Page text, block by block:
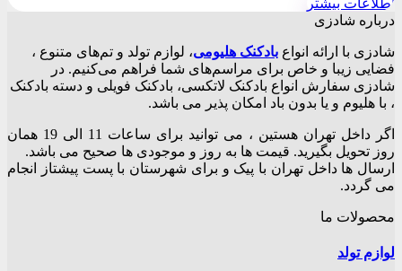
درباره شادزی
شادزی با ارائه انواع بادکنک‌ هلیومی، لوازم تولد و تم‌های متنوع ،
فضایی زیبا و خاص برای مراسم‌های شما فراهم می‌کنیم. در
شادزی سفارش انواع بادکنک لاتکسی، بادکنک فویلی و دسته بادکنک
، با هلیوم و یا بدون باد امکان پذیر می باشد.
اگر داخل تهران هستین ، می توانید برای ساعات 11 الی 19 همان
روز تحویل بگیرید. قیمت ها به روز و موجودی ها صحیح می باشد.
ارسال ها داخل تهران با پیک و برای شهرستان با پست پیشتاز انجام
می گردد.
محصولات ما
لوازم تولد